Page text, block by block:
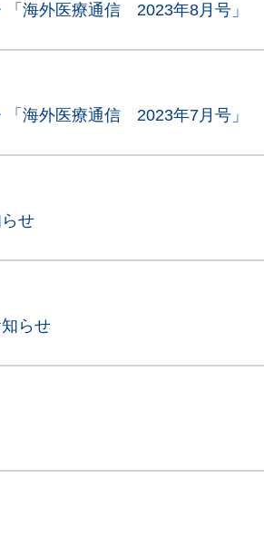
海外医療通信 2023年8月号」
海外医療通信 2023年7月号」
せ
らせ